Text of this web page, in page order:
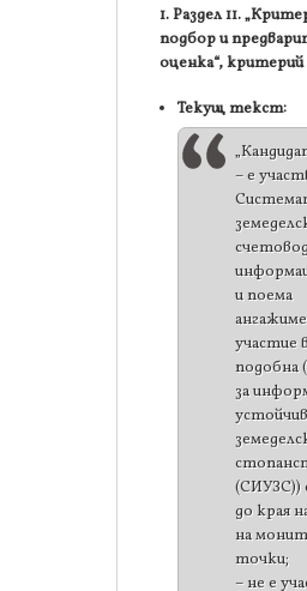
1. Раздел 11.
подбор и
оценка“, критерий
Текущ текст:
– е
и поема
участие
подобна
за
(СИУЗС))
до края
на
точки;
– не е